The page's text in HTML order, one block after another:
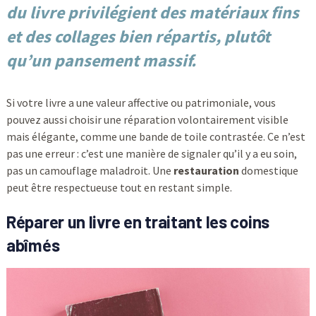
du livre privilégient des matériaux fins
et des collages bien répartis, plutôt
qu’un pansement massif.
Si votre livre a une valeur affective ou patrimoniale, vous
pouvez aussi choisir une réparation volontairement visible
mais élégante, comme une bande de toile contrastée. Ce n’est
pas une erreur : c’est une manière de signaler qu’il y a eu soin,
pas un camouflage maladroit. Une restauration domestique
peut être respectueuse tout en restant simple.
Réparer un livre en traitant les coins
abîmés